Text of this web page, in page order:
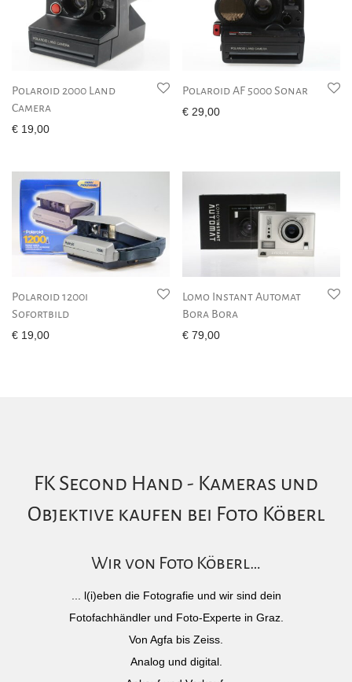
Polaroid 2000 Land
Camera
€ 19,00
Polaroid AF 5000 Sonar
€ 29,00
Polaroid 1200i
Sofortbild
€ 19,00
Lomo Instant Automat
Bora Bora
€ 79,00
FK Second Hand - Kameras und
Objektive kaufen bei Foto Köberl
Wir von Foto Köberl…
... l(i)eben die Fotografie und wir sind dein
Fotofachhändler und Foto-Experte in Graz.
Von Agfa bis Zeiss.
Analog und digital.